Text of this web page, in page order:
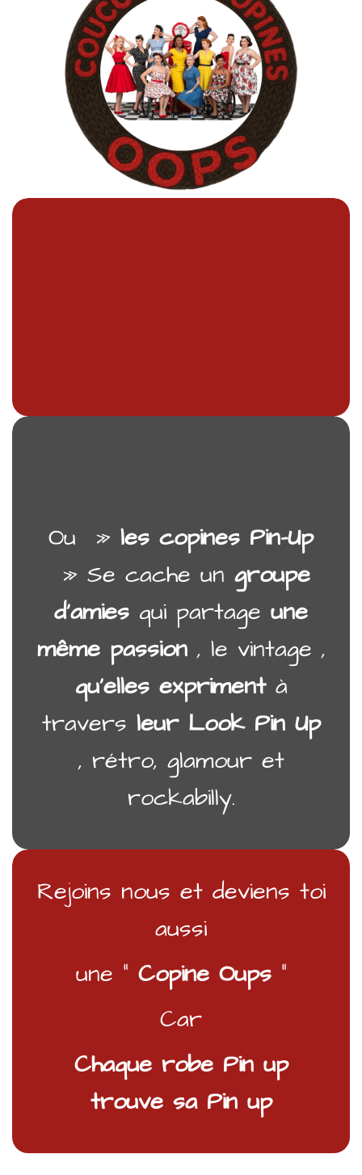
Ou » les copines Pin-Up
» Se cache un groupe
d’amies qui partage une
même passion, le vintage ,
qu’elles exprimentà
travers leur Look Pin Up
, rétro, glamour et
rockabilly.
Rejoins nous et deviens toi
aussi
une “ Copine Oups“
Car
Chaque robe Pin up
trouve sa Pin up